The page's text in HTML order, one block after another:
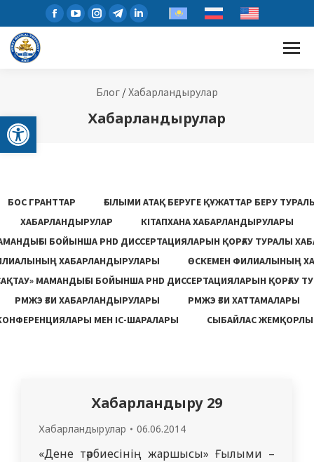
Open toolbar
Блог /Хабарландырулар
Хабарландырулар
БОС ГРАНТТАР
ҒЫЛЫМИ АТАҚ БЕРУГЕ ҚҰЖАТТАР БЕРУ
ХАБАРЛАНДЫРУЛАР
КІТАПХАНА ХАБАРЛАНДЫРУЛАРЫ
БОЙЫНША PHD ДИССЕРТАЦИЯЛАРЫН ҚОРҒАУ ТУРАЛЫ
ХАБАРЛАНДЫРУЛАРЫ
ӨСКЕМЕН ФИЛИАЛЫНЫҢ
МАМАНДЫҒЫ БОЙЫНША PHD ДИССЕРТАЦИЯЛАРЫН ҚОРҒАУ
РМЖЭ ҒЗИ ХАБАРЛАНДЫРУЛАРЫ
РМЖЭ ҒЗИ ХАТТАМАЛАРЫ
МЕН ІС-ШАРАЛАРЫ
СЫБАЙЛАС
Хабарландыру 29
Хабарландырулар 06.06.2014
«Дене тәрбиесінің жаршысы» Ғылыми –